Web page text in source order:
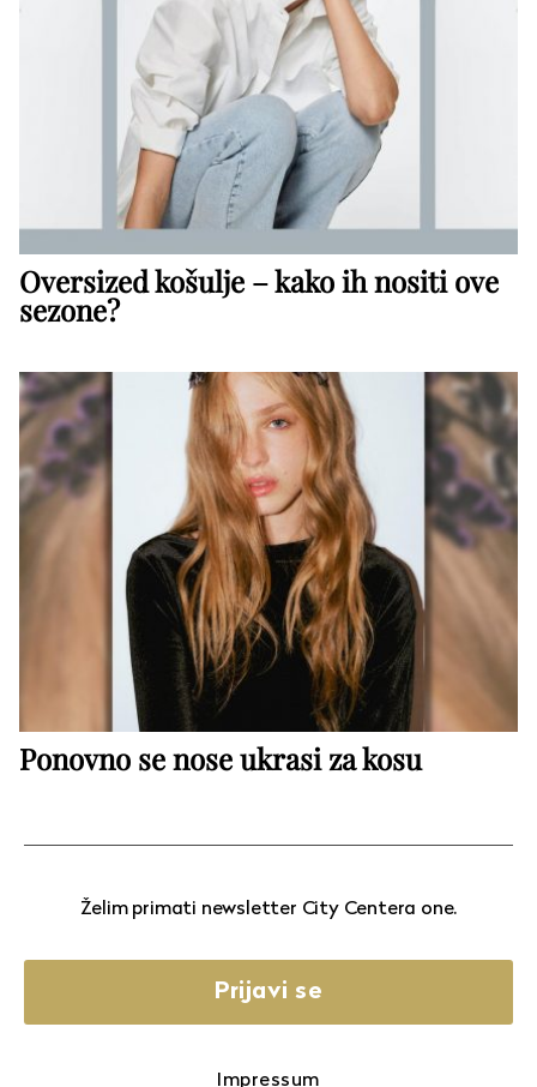
Oversized košulje – kako ih nositi ove
sezone?
Ponovno se nose ukrasi za kosu
Želim primati newsletter City Centera one.
Prijavi se
Impressum